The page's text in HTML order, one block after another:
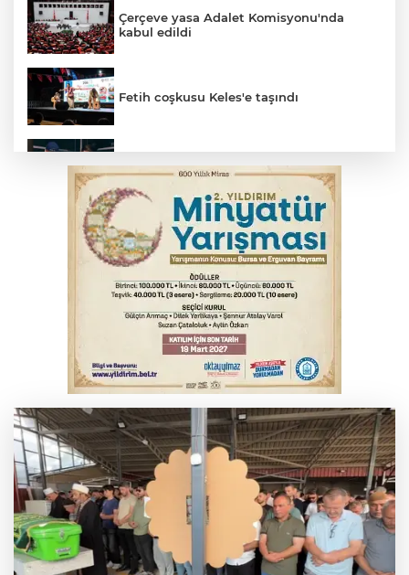
Çerçeve yasa Adalet Komisyonu'nda
kabul edildi
Fetih coşkusu Keles'e taşındı
kişi tutuklandı
İnegöl’de yangın paniği! Apartmana
sıçrayan alevler söndürüldü
Elektrik akımına kapılan işçi hayatını
kaybetti
Serbest piyasada döviz fiyatları